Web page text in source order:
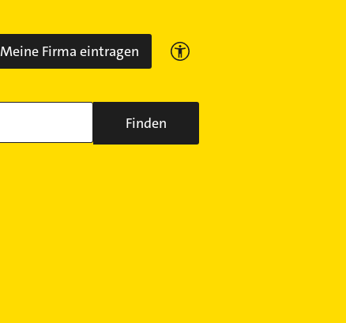
Meine Firma eintragen
Finden